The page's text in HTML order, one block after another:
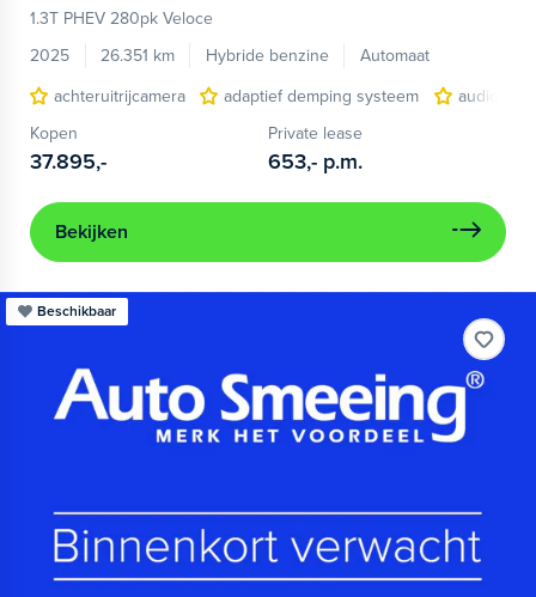
1.3T PHEV 280pk Veloce
2025
26.351 km Hybride benzine
Automaat
achteruitrijcamera
adaptief demping systeem
audio
Kopen
37.895,-
Private lease
653,- p.m.
Bekijken
Beschikbaar